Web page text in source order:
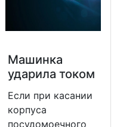
Машинка
ударила током
Если при касании
корпуса
посудомоечного